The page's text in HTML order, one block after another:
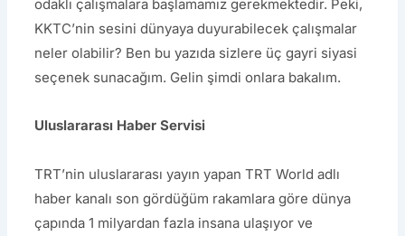
odaklı çalışmalara başlamamız gerekmektedir. Peki,
KKTC’nin sesini dünyaya duyurabilecek çalışmalar
neler olabilir? Ben bu yazıda sizlere üç gayri siyasi
seçenek sunacağım. Gelin şimdi onlara bakalım.
Uluslararası Haber Servisi
TRT’nin uluslararası yayın yapan TRT World adlı
haber kanalı son gördüğüm rakamlara göre dünya
çapında 1 milyardan fazla insana ulaşıyor ve